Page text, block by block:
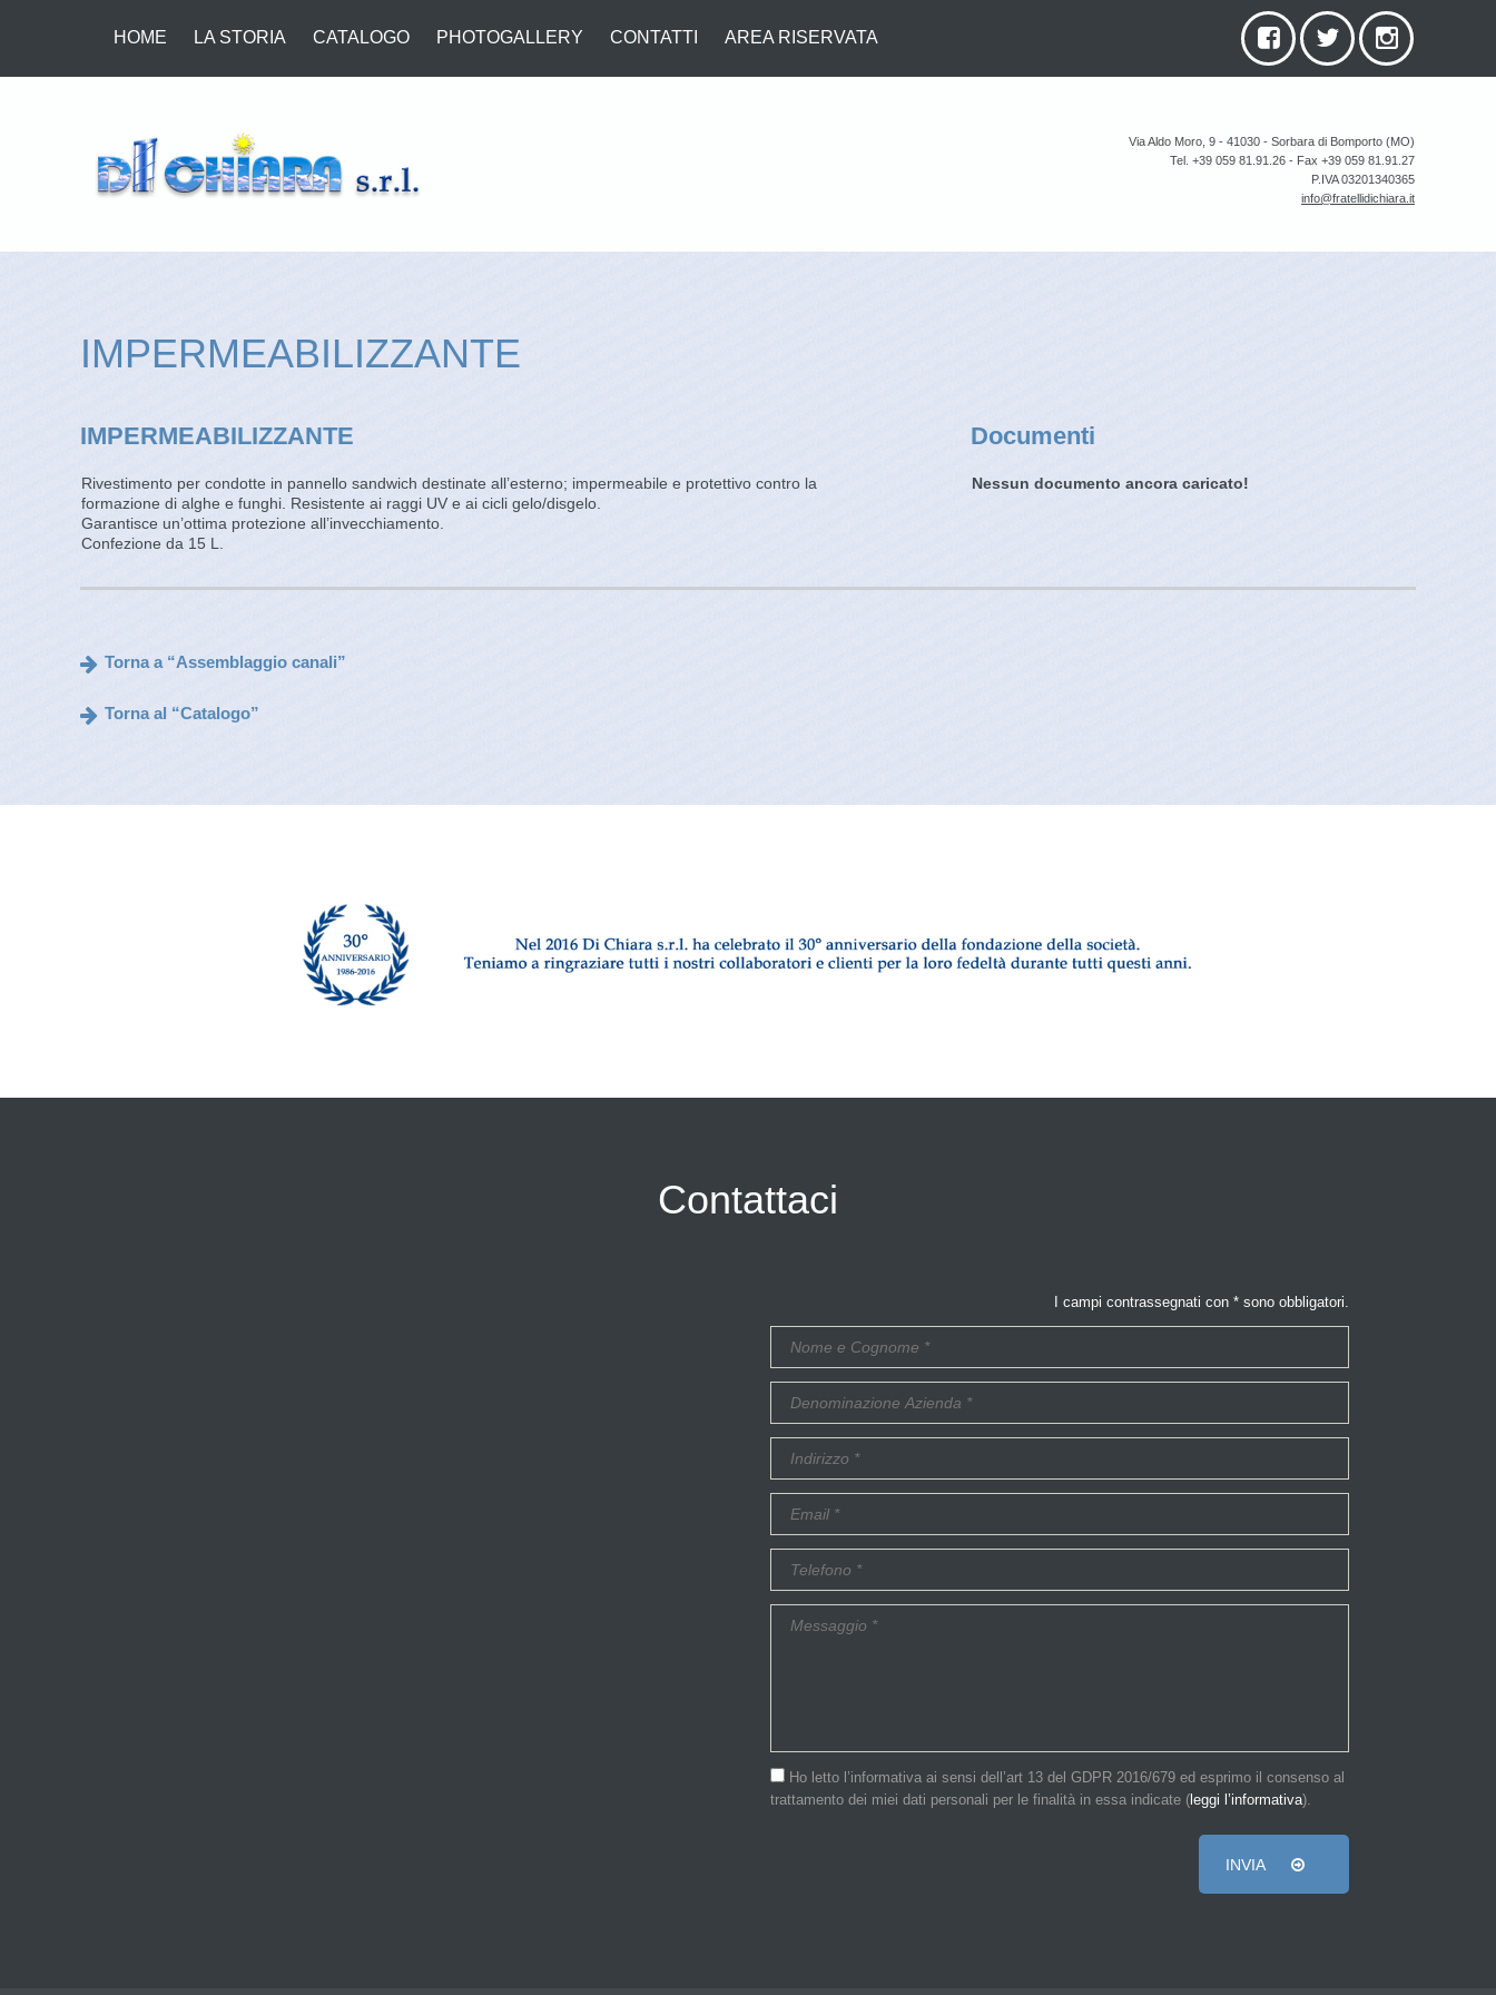
HOME LA STORIA CATALOGO PHOTOGALLERY CONTATTI AREA RISERVATA
Via Aldo Moro, 9 - 41030 - Sorbara di Bomporto (MO)
Tel. +39 059 81.91.26 - Fax +39 059 81.91.27
P.IVA 03201340365
info@fratellidichiara.it
IMPERMEABILIZZANTE
IMPERMEABILIZZANTE
Rivestimento per condotte in pannello sandwich destinate all’esterno; impermeabile e protettivo contro la
formazione di alghe e funghi. Resistente ai raggi UV e ai cicli gelo/disgelo.
Garantisce un’ottima protezione all’invecchiamento.
Confezione da 15 L.
Documenti
Nessun documento ancora caricato!
Torna a “Assemblaggio canali”
Torna al “Catalogo”
Contattaci
I campi contrassegnati con * sono obbligatori.
Ho letto l’informativa ai sensi dell’art 13 del GDPR 2016/679 ed esprimo il consenso al
trattamento dei miei dati personali per le finalità in essa indicate ( leggi l’informativa).
INVIA